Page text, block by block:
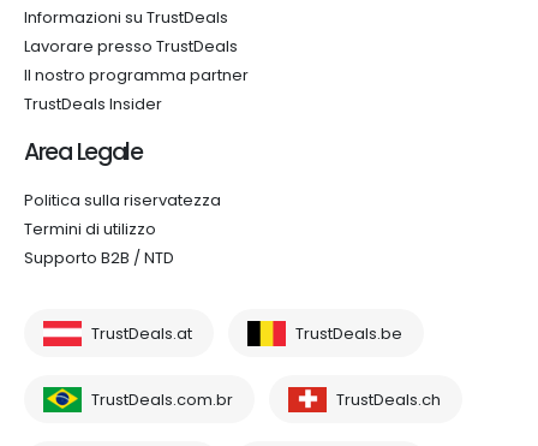
Informazioni su TrustDeals
Lavorare presso TrustDeals
Il nostro programma partner
TrustDeals Insider
Area Legale
Politica sulla riservatezza
Termini di utilizzo
Supporto B2B / NTD
TrustDeals.at TrustDeals.be
TrustDeals.com.br TrustDeals.ch